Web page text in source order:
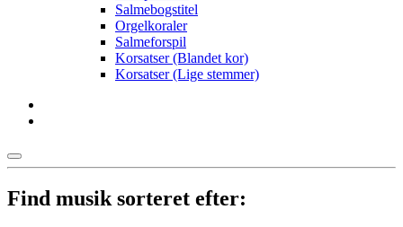
Salmebogstitel
Orgelkoraler
Salmeforspil
Korsatser (Blandet kor)
Korsatser (Lige stemmer)
Find musik sorteret efter: